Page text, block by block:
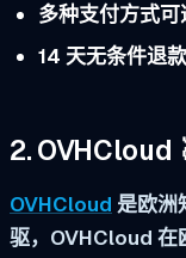
多种支付方式
14 天无条件退
2. OVHCloud
OVHCloud 是欧洲
驱，OVHCloud 在